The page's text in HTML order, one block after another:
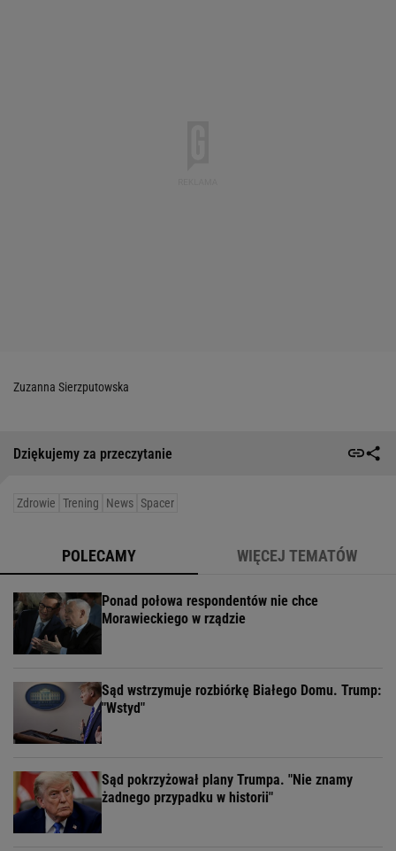
Zuzanna Sierzputowska
Dziękujemy za przeczytanie
Zdrowie Trening News Spacer
POLECAMY WIĘCEJ TEMATÓW
Ponad połowa respondentów nie chce
Morawieckiego w rządzie
Sąd wstrzymuje rozbiórkę Białego Domu. Trump:
"Wstyd"
Sąd pokrzyżował plany Trumpa. "Nie znamy
żadnego przypadku w historii"